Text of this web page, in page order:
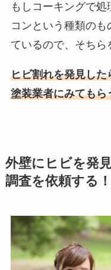
もしコーキングで
コンという種類の
ているので、そちら
ヒビ割れを発見し
塗装業者にみても
外壁にヒビを発
調査を依頼する！